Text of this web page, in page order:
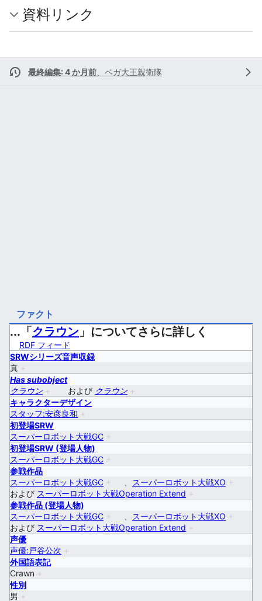
資料リンク
最終編集: 4 か月前 ベガ大王親衛隊
ファクト
...「クラウン 」についてさらに詳しく
RDF フィード
SRWシリーズ音声収録
真 +
Has subobject
クラウン + および クラウン +
キャラクターデザイン
スタッフ:安彦良和 +
初登場SRW
スーパーロボット大戦GC +
初登場SRW (登場人物)
スーパーロボット大戦GC +
参戦作品
スーパーロボット大戦GC + スーパーロボット大戦XO +
および スーパーロボット大戦Operation Extend +
参戦作品 (登場人物)
スーパーロボット大戦GC + スーパーロボット大戦XO +
および スーパーロボット大戦Operation Extend +
声優
声優:戸谷公次 +
外国語表記
Crawn +
性別
男 +